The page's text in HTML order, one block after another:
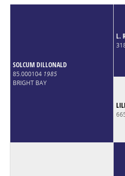
SOLCUM DILLONALD
85.000104 1985
BRIGHT BAY
L.